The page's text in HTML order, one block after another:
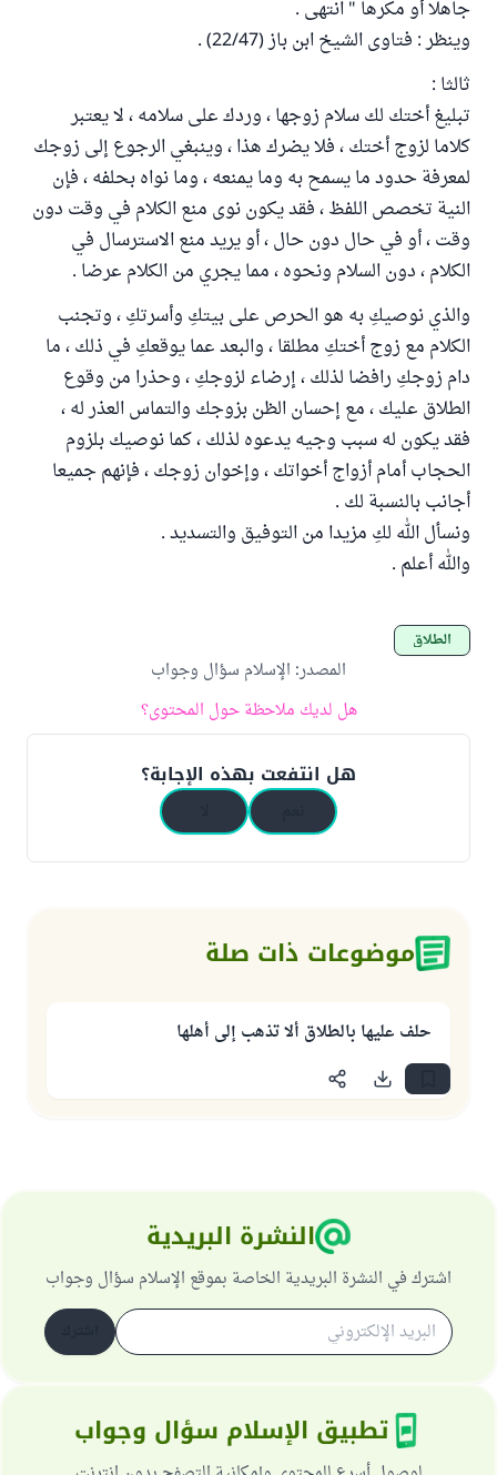
جاهلا أو مكرها " انتهى .
وينظر : فتاوى الشيخ ابن باز (22/47) .
ثالثا :
تبليغ أختك لك سلام زوجها ، وردك على سلامه ، لا يعتبر
كلاما لزوج أختك ، فلا يضرك هذا ، وينبغي الرجوع إلى زوجك
لمعرفة حدود ما يسمح به وما يمنعه ، وما نواه بحلفه ، فإن
النية تخصص اللفظ ، فقد يكون نوى منع الكلام في وقت دون
وقت ، أو في حال دون حال ، أو يريد منع الاسترسال في
الكلام ، دون السلام ونحوه ، مما يجري من الكلام عرضا .
والذي نوصيكِ به هو الحرص على بيتكِ وأسرتكِ ، وتجنب
الكلام مع زوج أختكِ مطلقا ، والبعد عما يوقعكِ في ذلك ، ما
دام زوجكِ رافضا لذلك ، إرضاء لزوجكِ ، وحذرا من وقوع
الطلاق عليك ، مع إحسان الظن بزوجك والتماس العذر له ،
فقد يكون له سبب وجيه يدعوه لذلك ، كما نوصيك بلزوم
الحجاب أمام أزواج أخواتك ، وإخوان زوجك ، فإنهم جميعا
أجانب بالنسبة لك .
ونسأل الله لكِ مزيدا من التوفيق والتسديد .
والله أعلم .
الطلاق
المصدر: الإسلام سؤال وجواب
هل لديك ملاحظة حول المحتوى؟
هل انتفعت بهذه الإجابة؟
موضوعات ذات صلة
حلف عليها بالطلاق ألا تذهب إلى أهلها
النشرة البريدية
اشترك في النشرة البريدية الخاصة بموقع الإسلام سؤال وجواب
تطبيق الإسلام سؤال وجواب